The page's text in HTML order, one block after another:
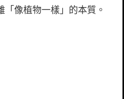
像植物一樣」的本質。